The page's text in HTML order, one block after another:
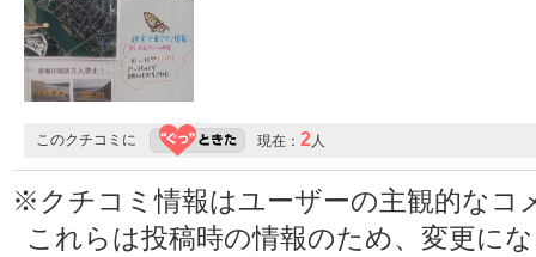
このクチコミに 現在： 2 人
※クチコミ情報はユーザーの主観的なコ
これらは投稿時の情報のため、変更に